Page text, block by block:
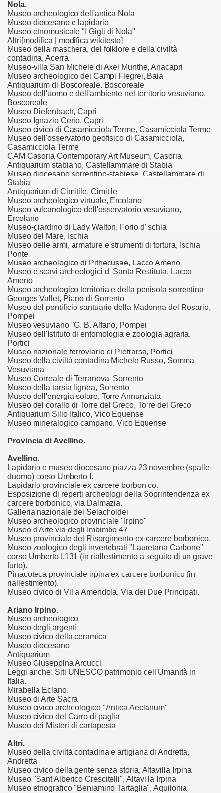
Nola.
Museo archeologico dell'antica Nola
Museo diocesano e lapidario
Museo etnomusicale "I Gigli di Nola"
Altri[modifica | modifica wikitesto]
Museo della maschera, del folklore e della civiltà
contadina, Acerra
Museo-villa San Michele di Axel Munthe, Anacapri
Museo archeologico dei Campi Flegrei, Baia
Antiquarium di Boscoreale, Boscoreale
Museo dell'uomo e dell'ambiente nel territorio vesuviano,
Boscoreale
Museo Diefenbach, Capri
Museo Ignazio Cerio, Capri
Museo civico di Casamicciola Terme, Casamicciola Terme
Museo dell'osservatorio geofisico di Casamicciola,
Casamicciola Terme
CAM Casoria Contemporary Art Museum, Casoria
Antiquarium stabiano, Castellammare di Stabia
Museo diocesano sorrentino-stabiese, Castellammare di
Stabia
Antiquarium di Cimitile, Cimitile
Museo archeologico virtuale, Ercolano
Museo vulcanologico dell'osservatorio vesuviano,
Ercolano
Museo-giardino di Lady Walton, Forio d'Ischia
Museo del Mare, Ischia
Museo delle armi, armature e strumenti di tortura, Ischia
Ponte
Museo archeologico di Pithecusae, Lacco Ameno
Museo e scavi archeologici di Santa Restituta, Lacco
Ameno
Museo archeologico territoriale della penisola sorrentina
Georges Vallet, Piano di Sorrento
Museo del pontificio santuario della Madonna del Rosario,
Pompei
Museo vesuviano "G. B. Alfano, Pompei
Museo dell'Istituto di entomologia e zoologia agraria,
Portici
Museo nazionale ferroviario di Pietrarsa, Portici
Museo della civiltà contadina Michele Russo, Somma
Vesuviana
Museo Correale di Terranova, Sorrento
Museo della tarsia lignea, Sorrento
Museo dell'energia solare, Torre Annunziata
Museo del corallo di Torre del Greco, Torre del Greco
Antiquarium Silio Italico, Vico Equense
Museo mineralogico campano, Vico Equense
Provincia di Avellino.
Avellino.
Lapidario e museo diocesano piazza 23 novembre (spalle
duomo) corso Umberto I.
Lapidario provinciale ex carcere borbonico.
Esposizione di reperti archeologi della Soprintendenza ex
carcere borbonico, via Dalmazia.
Galleria nazionale dei Selachoidei
Museo archeologico provinciale "Irpino"
Museo d'Arte via degli Imbimbo 47
Museo provinciale del Risorgimento ex carcere borbonico.
Museo zoologico degli invertebrati "Lauretana Carbone"
corso Umberto I,131 (in riallestimento a seguito di un grave
furto).
Pinacoteca provinciale irpina ex carcere borbonico (in
riallestimento).
Museo civico di Villa Amendola, Via dei Due Principati.
Ariano Irpino.
Museo archeologico
Museo degli argenti
Museo civico della ceramica
Museo diocesano
Antiquarium
Museo Giuseppina Arcucci
Leggi anche: Siti UNESCO patrimonio dell'Umanità in
Italia.
Mirabella Eclano.
Museo di Arte Sacra
Museo civico archeologico "Antica Aeclanum"
Museo civico del Carro di paglia
Museo dei Misteri di cartapesta
Altri.
Museo della civiltà contadina e artigiana di Andretta,
Andretta
Museo civico della gente senza storia, Altavilla Irpina
Museo "Sant'Alberico Crescitelli", Altavilla Irpina
Museo etnografico "Beniamino Tartaglia", Aquilonia
del mese di Febbraio 2014.
del mese di Giugno 2014.
del mese di Luglio 2014.
significative opere museali.
mese di Agosto 2014.
del mese di Settembre 2014
mese di Dicembre 2014.
del mese di Gennaio 2015
Colosseo, Sotterranei e Terzo Ordine
Progetto Domus Aurea. Visita al cantiere di restauro
Progetto Domus Aurea. Bimillenario di Augusto
1919
torinesi 1920-1970.
a Torino, 1848-1911.
del mese di Marzo 2015.
del mese di Aprile 2015.
del mese di Giugno 2015.
del mese di Luglio 2015
del mese di Ottobre 2015.
del mese di Novembre 2015.
mese di Dicembre 2015.
Italiani, tra mostre, eventi e monumenti
culturale complesso fatto di episodi d'arte e preziose
culturale complesso: i musei in Città metropolitana di
culturale complesso: i musei in provincia di Savona.
culturale complesso: i musei in provincia di La Spezia.